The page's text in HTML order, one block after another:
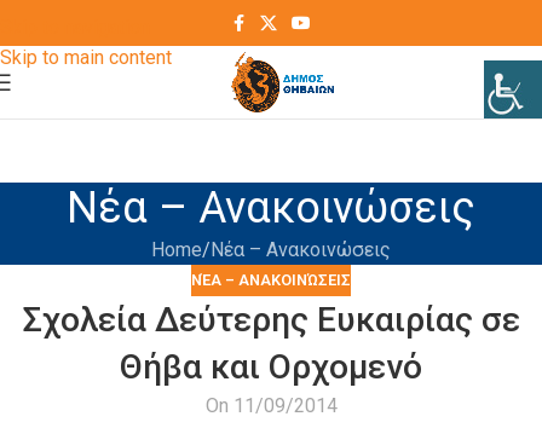
Skip to main content
Νέα – Ανακοινώσεις
Home Νέα – Ανακοινώσεις
ΝΈΑ – ΑΝΑΚΟΙΝΏΣΕΙΣ
Σχολεία Δεύτερης Ευκαιρίας σε
Θήβα και Ορχομενό
On 11/09/2014